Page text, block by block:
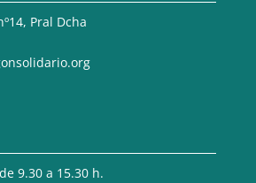
Pral Dcha
9.30 a 15.30 h.